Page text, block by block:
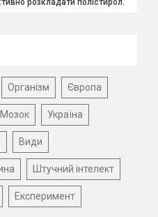
розкладати полістирол.
Організм Європа
Мозок Україна
Види
Штучний інтелект
Експеримент